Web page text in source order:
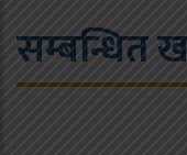
सम्बन्धित